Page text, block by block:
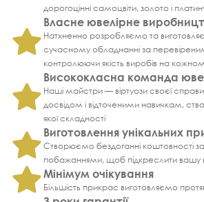
дорогоцінні самоцвіти, золото і
Власне ювелірне
Натхненно розробляємо та
сучасному обладнанні за
контролюючи якість виробів на
Висококласна команда
Наші майстри — віртуози своєї
досвідом і відточеними навичкам,
якої складності
Виготовлення унікальних
Створюємо бездоганні коштовності
побажаннями, щоб підкреслити вашу
Мінімум очікування
Більшість прикрас виготовляємо